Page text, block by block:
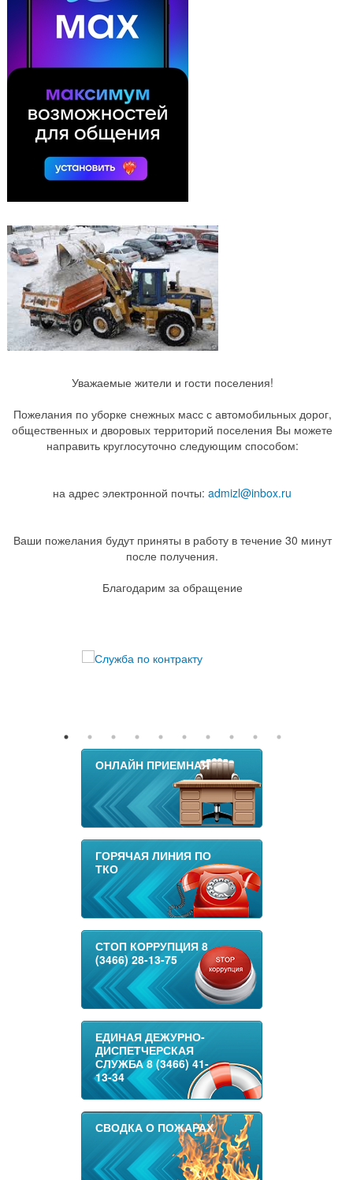
Уважаемые жители и гости поселения!
Пожелания по уборке снежных масс с автомобильных дорог,
общественных и дворовых территорий поселения Вы можете
направить круглосуточно следующим способом:
на адрес электронной почты: admizl@inbox.ru
Ваши пожелания будут приняты в работу в течение 30 минут
после получения.
Благодарим за обращение
ОНЛАЙН ПРИЕМНАЯ
ГОРЯЧАЯ ЛИНИЯ ПО
ТКО
СТОП КОРРУПЦИЯ 8
(3466) 28-13-75
ЕДИНАЯ ДЕЖУРНО-
ДИСПЕТЧЕРСКАЯ
СЛУЖБА 8 (3466) 41-
13-34
СВОДКА О ПОЖАРАХ